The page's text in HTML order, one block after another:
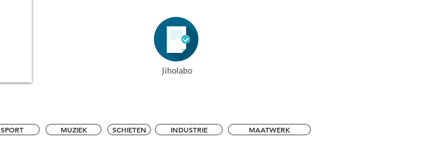
Jiholabo
SPORT MUZIEK SCHIETEN INDUSTRIE MAATWERK